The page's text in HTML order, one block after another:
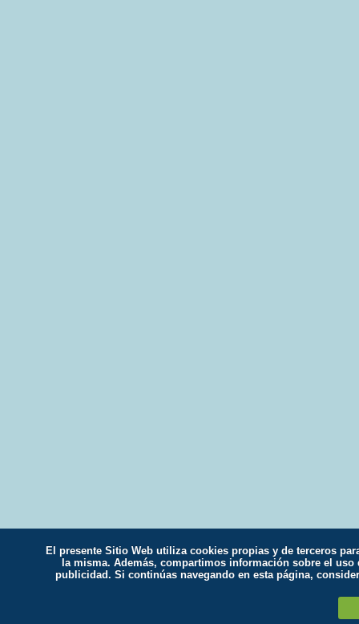
El presente Sitio Web utiliza cookies propias y de terceros
la misma. Además, compartimos información sobre el
publicidad. Si continúas navegando en esta página,